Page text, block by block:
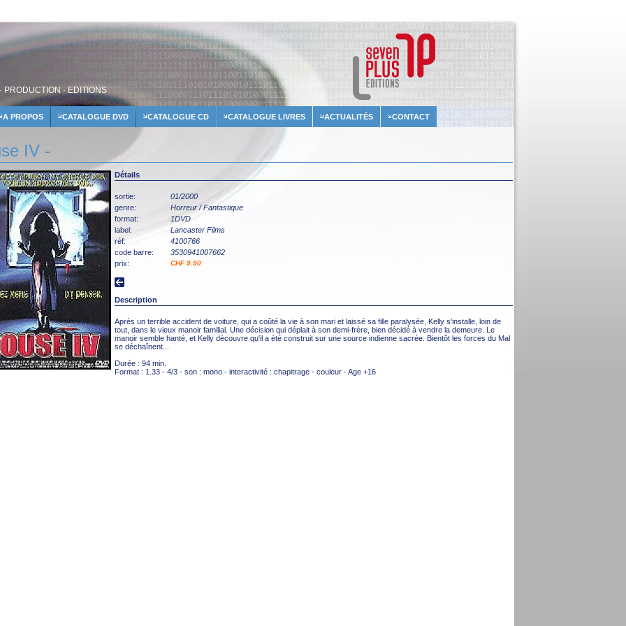
PRODUCTION · EDITIONS
A PROPOS CATALOGUE DVD CATALOGUE CD CATALOGUE LIVRES ACTUALITÉS CONTACT
IV -
Détails
sortie:
01/2000
genre:
Horreur / Fantastique
format:
1DVD
label:
Lancaster Films
réf:
4100766
code barre:
3530941007662
prix:
CHF 9.90
Description
Après un terrible accident de voiture, qui a coûté la vie à son mari et laissé sa fille paralysée, Kelly s'installe, loin de
tout, dans le vieux manoir familial. Une décision qui déplait à son demi-frère, bien décidé à vendre la demeure. Le
manoir semble hanté, et Kelly découvre qu'il a été construit sur une source indienne sacrée. Bientôt les forces du Mal
se déchaînent...
Durée : 94 min.
Format : 1.33 - 4/3 - son : mono - interactivité : chapitrage - couleur - Age +16